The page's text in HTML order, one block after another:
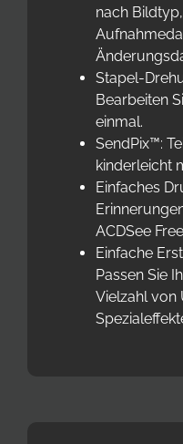
nach
Stapel-
Bearbeiten
einmal.
SendPix™:
kinderleicht
Einfaches
ACDSee
Einfache
Passen Sie
Vielzahl von